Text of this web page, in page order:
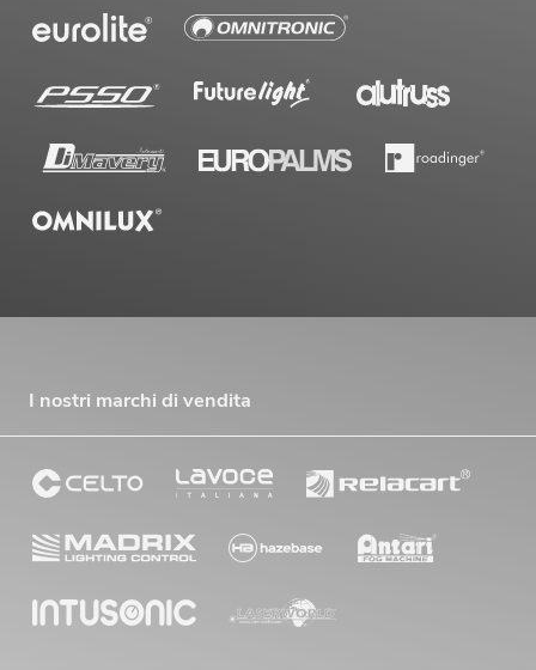
I nostri marchi di vendita